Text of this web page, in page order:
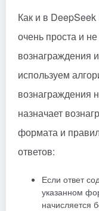
Как и в
очень проста и
вознаграждения
используем
вознаграждения
назначает
формата и
ответов:
Если ответ
указанном
начисляется